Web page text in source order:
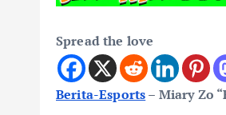
Spread the love
Berita-Esports– Miary Zo